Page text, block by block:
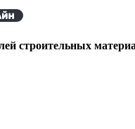
строительных